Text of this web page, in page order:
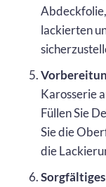
lackierten
Karosserie
Füllen Sie
Sie die
die